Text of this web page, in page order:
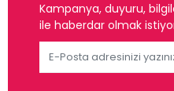
Kampanya, duyuru,
ile haberdar olmak